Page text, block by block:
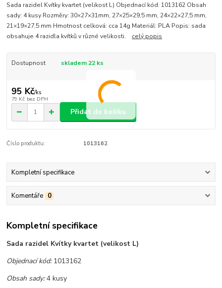
Sada razidel Kvítky kvartet (velikost L) Objednací kód: 1013162 Obsah
sady: 4 kusy Rozměry: 30×27×31mm, 27×25×29,5 mm, 24×22×27,5 mm,
21×19×27,5 mm Hmotnost celková: cca 14g Materiál: PLA Popis: sada
obsahuje 4 razidla kvítků v různé velikosti. celý popis
Dostupnost skladem 22 ks
95 Kč/ks
79 Kč bez DPH
Přidat do košíku
Číslo produktu: 1013162
Kompletní specifikace
Komentáře 0
Kompletní specifikace
Sada razidel Kvítky kvartet (velikost L)
Objednací kód:1013162
Obsah sady:4 kusy